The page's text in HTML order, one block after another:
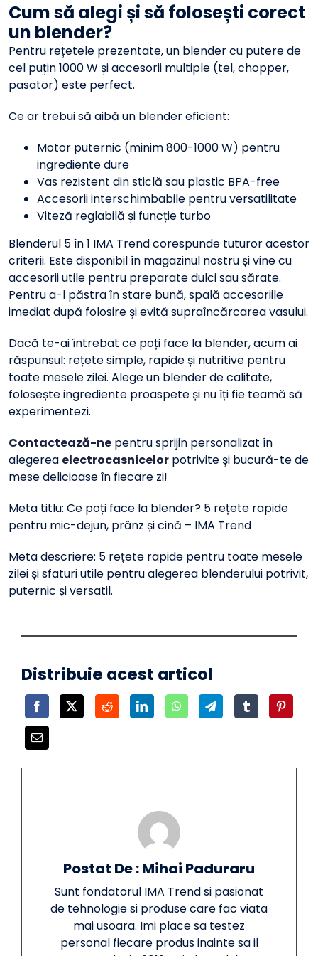
Cum să alegi și să folosești corect
un blender?
Pentru rețetele prezentate, un blender cu putere de
cel puțin 1000 W și accesorii multiple (tel, chopper,
pasator) este perfect.
Ce ar trebui să aibă un blender eficient:
Motor puternic (minim 800-1000 W) pentru
ingrediente dure
Vas rezistent din sticlă sau plastic BPA-free
Accesorii interschimbabile pentru versatilitate
Viteză reglabilă și funcție turbo
Blenderul 5 în 1 IMA Trend corespunde tuturor acestor
criterii. Este disponibil în magazinul nostru și vine cu
accesorii utile pentru preparate dulci sau sărate.
Pentru a-l păstra în stare bună, spală accesoriile
imediat după folosire și evită supraîncărcarea vasului.
Dacă te-ai întrebat ce poți face la blender, acum ai
răspunsul: rețete simple, rapide și nutritive pentru
toate mesele zilei. Alege un blender de calitate,
folosește ingrediente proaspete și nu îți fie teamă să
experimentezi.
Contactează-ne pentru sprijin personalizat în
alegerea electrocasnicelor potrivite și bucură-te de
mese delicioase în fiecare zi!
Meta titlu: Ce poți face la blender? 5 rețete rapide
pentru mic-dejun, prânz și cină – IMA Trend
Meta descriere: 5 rețete rapide pentru toate mesele
zilei și sfaturi utile pentru alegerea blenderului potrivit,
puternic și versatil.
Distribuie acest articol
Postat De : Mihai Paduraru
Sunt fondatorul IMA Trend si pasionat
de tehnologie si produse care fac viata
mai usoara. Imi place sa testez
personal fiecare produs inainte sa il